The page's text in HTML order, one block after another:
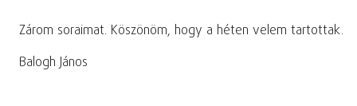
Zárom soraimat. Köszönöm, hogy a héten velem tartottak.
Balogh János